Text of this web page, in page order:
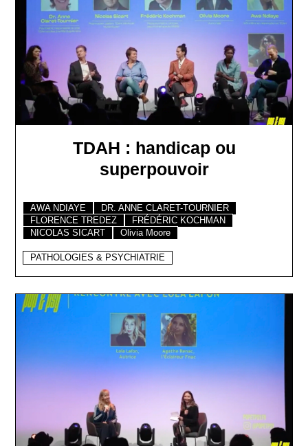
TDAH : handicap ou
superpouvoir
AWA NDIAYE
DR. ANNE CLARET-TOURNIER
FLORENCE TREDEZ
FRÉDÉRIC KOCHMAN
NICOLAS SICART
Olivia Moore
PATHOLOGIES & PSYCHIATRIE